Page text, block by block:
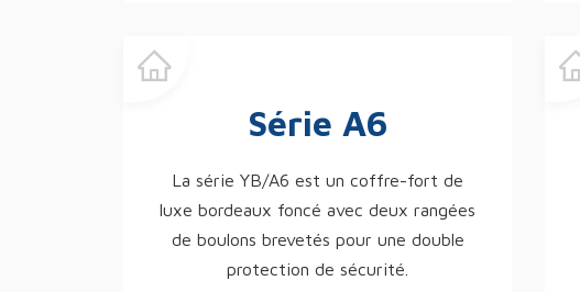
Série A6
La série YB/A6 est un coffre-fort de
luxe bordeaux foncé avec deux rangées
de boulons brevetés pour une double
protection de sécurité.